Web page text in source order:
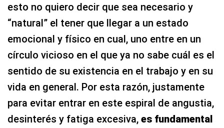
esto no quiero decir que sea necesario y
“natural” el tener que llegar a un estado
emocional y físico en cual, uno entre en un
círculo vicioso en el que ya no sabe cuál es el
sentido de su existencia en el trabajo y en su
vida en general. Por esta razón, justamente
para evitar entrar en este espiral de angustia,
desinterés y fatiga excesiva, es fundamental